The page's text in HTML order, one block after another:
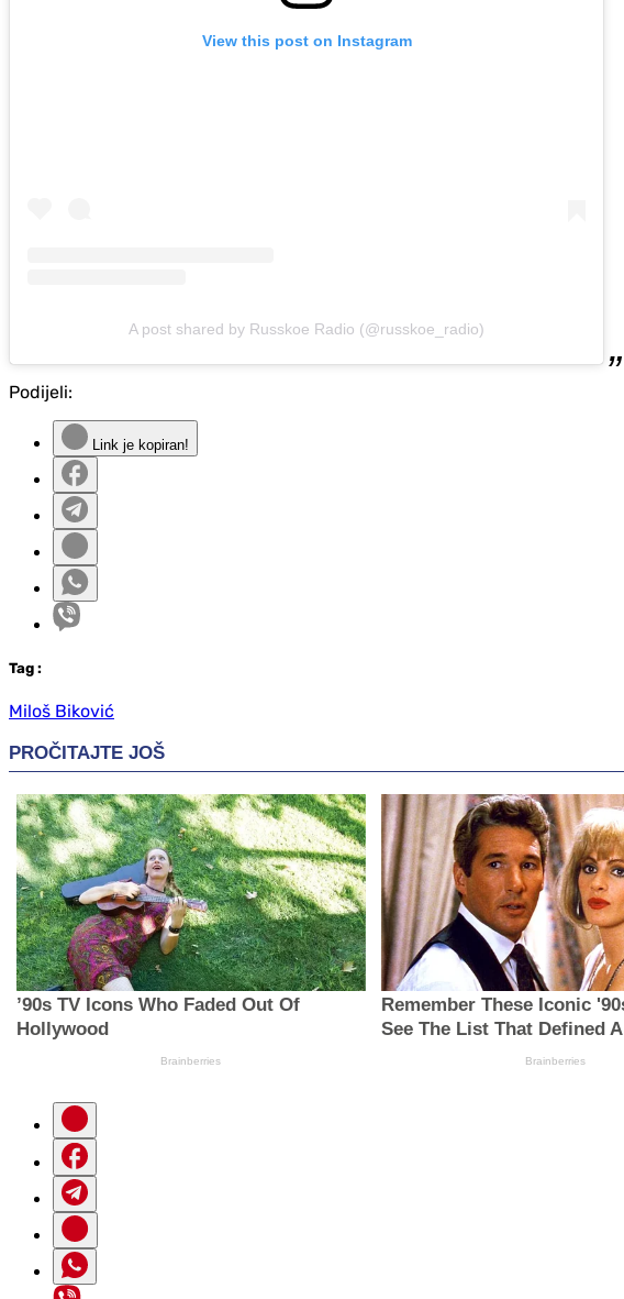
View this post on Instagram
A post shared by Russkoe Radio (@russkoe_radio)
Podijeli:
Link je kopiran!
Tag :
Miloš Biković